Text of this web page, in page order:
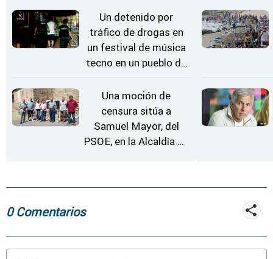
Un detenido por
tráfico de drogas en
un festival de música
tecno en un pueblo de
Una moción de
censura sitúa a
Samuel Mayor, del
PSOE, en la Alcaldía de
0 Comentarios